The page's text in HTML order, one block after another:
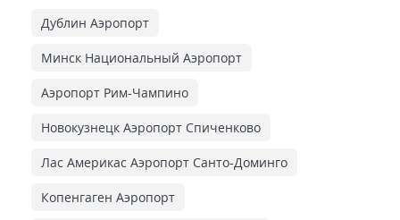
Дублин Аэропорт
Минск Национальный Аэропорт
Аэропорт Рим-Чампино
Новокузнецк Аэропорт Спиченково
Лас Америкас Аэропорт Санто-Доминго
Копенгаген Аэропорт